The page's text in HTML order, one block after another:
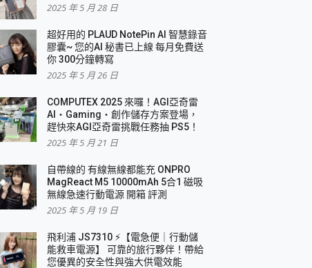
2025 年 5 月 28 日
超好用的 PLAUD NotePin AI 智慧錄音
膠囊~ 您的AI 秘書已上線 每月免費送
你 300分鐘轉寫
2025 年 5 月 26 日
COMPUTEX 2025 來囉！AGI亞奇雷
AI・Gaming・創作儲存方案登場，
趕快來AGI亞奇雷挑戰任務抽 PS5！
2025 年 5 月 21 日
自帶線的 有線無線都能充 ONPRO
MagReact M5 10000mAh 5合1 磁吸
無線急速行動電源 開箱 評測
2025 年 5 月 19 日
飛利浦 JS7310 ⚡【電急便｜行動儲
能救車電源】 可靠的旅行夥伴！帶給
您優異的安全性與強大供電效能